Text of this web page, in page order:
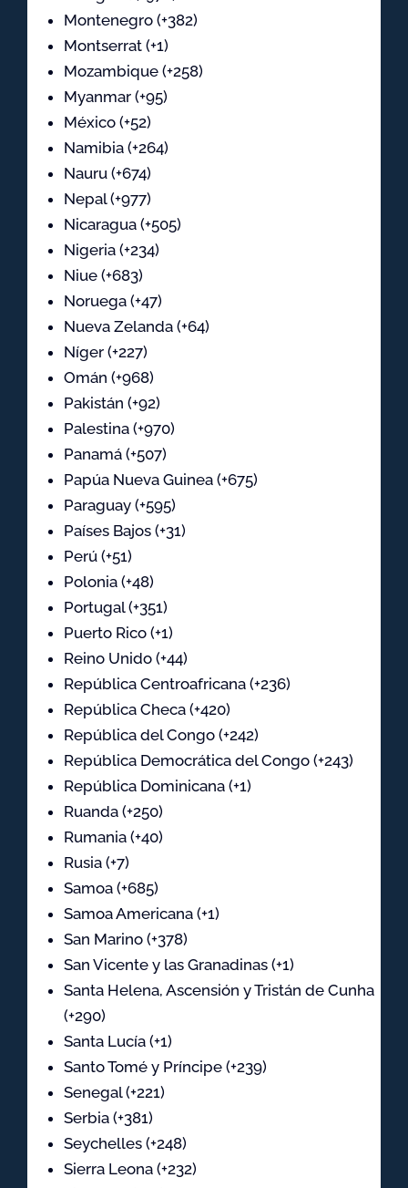
Montenegro (+382)
Montserrat (+1)
Mozambique (+258)
Myanmar (+95)
México (+52)
Namibia (+264)
Nauru (+674)
Nepal (+977)
Nicaragua (+505)
Nigeria (+234)
Niue (+683)
Noruega (+47)
Nueva Zelanda (+64)
Níger (+227)
Omán (+968)
Pakistán (+92)
Palestina (+970)
Panamá (+507)
Papúa Nueva Guinea (+675)
Paraguay (+595)
Países Bajos (+31)
Perú (+51)
Polonia (+48)
Portugal (+351)
Puerto Rico (+1)
Reino Unido (+44)
República Centroafricana (+236)
República Checa (+420)
República del Congo (+242)
República Democrática del Congo (+243)
República Dominicana (+1)
Ruanda (+250)
Rumania (+40)
Rusia (+7)
Samoa (+685)
Samoa Americana (+1)
San Marino (+378)
San Vicente y las Granadinas (+1)
Santa Helena, Ascensión y Tristán de Cunha
(+290)
Santa Lucía (+1)
Santo Tomé y Príncipe (+239)
Senegal (+221)
Serbia (+381)
Seychelles (+248)
Sierra Leona (+232)